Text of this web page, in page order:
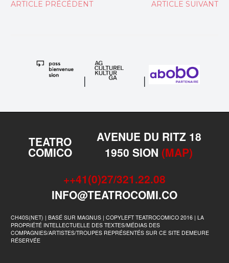
ARTICLE PRÉCÉDENT ARTICLE SUIVANT
| |
TEATRO
COMICO
AVENUE DU RITZ 18
1950 SION (MAP)
++41(0)27/321.22.08
INFO@TEATROCOMI.CO
CH40S(NET) | BASÉ SUR MAGNUS | COPYLEFT TEATROCOMICO 2016 | LA
PROPRIÉTÉ INTELLECTUELLE DES TEXTES/MÉDIAS DES
COMPAGNIES/ARTISTES/TROUPES REPRÉSENTÉS SUR CE SITE DEMEURE
RÉSERVÉE